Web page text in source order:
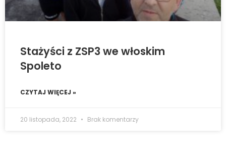
Stażyści z ZSP3 we włoskim
Spoleto
CZYTAJ WIĘCEJ »
20 listopada, 2022 Brak komentarzy